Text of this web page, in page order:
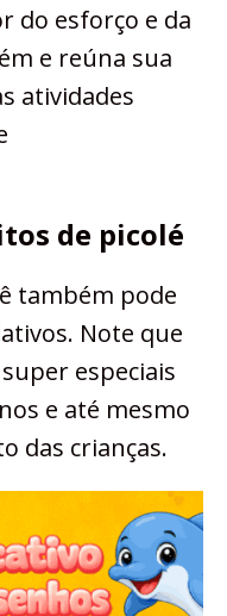
do esforço e da
e reúna sua
atividades
de picolé
também pode
Note que
especiais
e até mesmo
das crianças.